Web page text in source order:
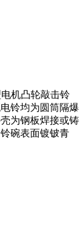
机凸轮敲击铃
铃均为圆筒隔爆
为钢板焊接或铸
碗表面镀铍青